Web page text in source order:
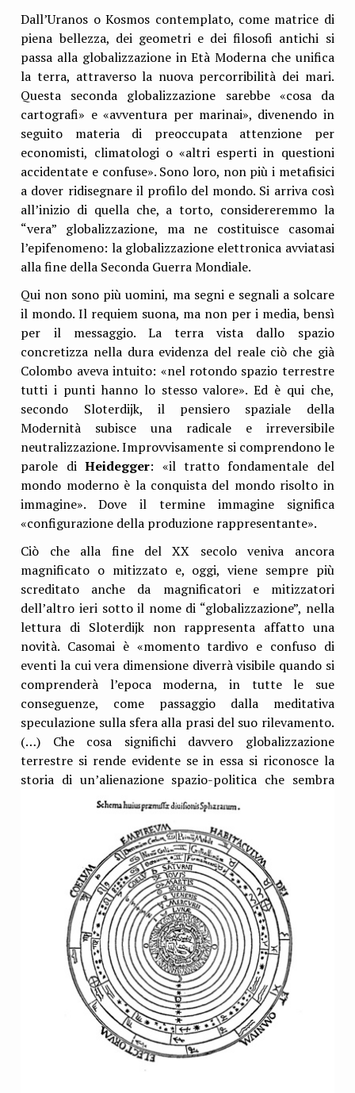
Dall’Uranos o Kosmos contemplato, come matrice di
piena bellezza, dei geometri e dei filosofi antichi si
passa alla globalizzazione in Età Moderna che unifica
la terra, attraverso la nuova percorribilità dei mari.
Questa seconda globalizzazione sarebbe «cosa da
cartografi» e «avventura per marinai», divenendo in
seguito materia di preoccupata attenzione per
economisti, climatologi o «altri esperti in questioni
accidentate e confuse». Sono loro, non più i metafisici
a dover ridisegnare il profilo del mondo. Si arriva così
all’inizio di quella che, a torto, considereremmo la
“vera” globalizzazione, ma ne costituisce casomai
l’epifenomeno: la globalizzazione elettronica avviatasi
alla fine della Seconda Guerra Mondiale.
Qui non sono più uomini, ma segni e segnali a solcare
il mondo. Il requiem suona, ma non per i media, bensì
per il messaggio. La terra vista dallo spazio
concretizza nella dura evidenza del reale ciò che già
Colombo aveva intuito: «nel rotondo spazio terrestre
tutti i punti hanno lo stesso valore». Ed è qui che,
secondo Sloterdijk, il pensiero spaziale della
Modernità subisce una radicale e irreversibile
neutralizzazione. Improvvisamente si comprendono le
parole diHeidegger: «il tratto fondamentale del
mondo moderno è la conquista del mondo risolto in
immagine». Dove il termine immagine significa
«configurazione della produzione rappresentante».
Ciò che alla fine del XX secolo veniva ancora
magnificato o mitizzato e, oggi, viene sempre più
screditato anche da magnificatori e mitizzatori
dell’altro ieri sotto il nome di “globalizzazione”, nella
lettura di Sloterdijk non rappresenta affatto una
novità. Casomai è «momento tardivo e confuso di
eventi la cui vera dimensione diverrà visibile quando si
comprenderà l’epoca moderna, in tutte le sue
conseguenze, come passaggio dalla meditativa
speculazione sulla sfera alla prasi del suo rilevamento.
(…) Che cosa significhi davvero globalizzazione
terrestre si rende evidente se in essa si riconosce la
storia di un’alienazione spazio-politica che sembra